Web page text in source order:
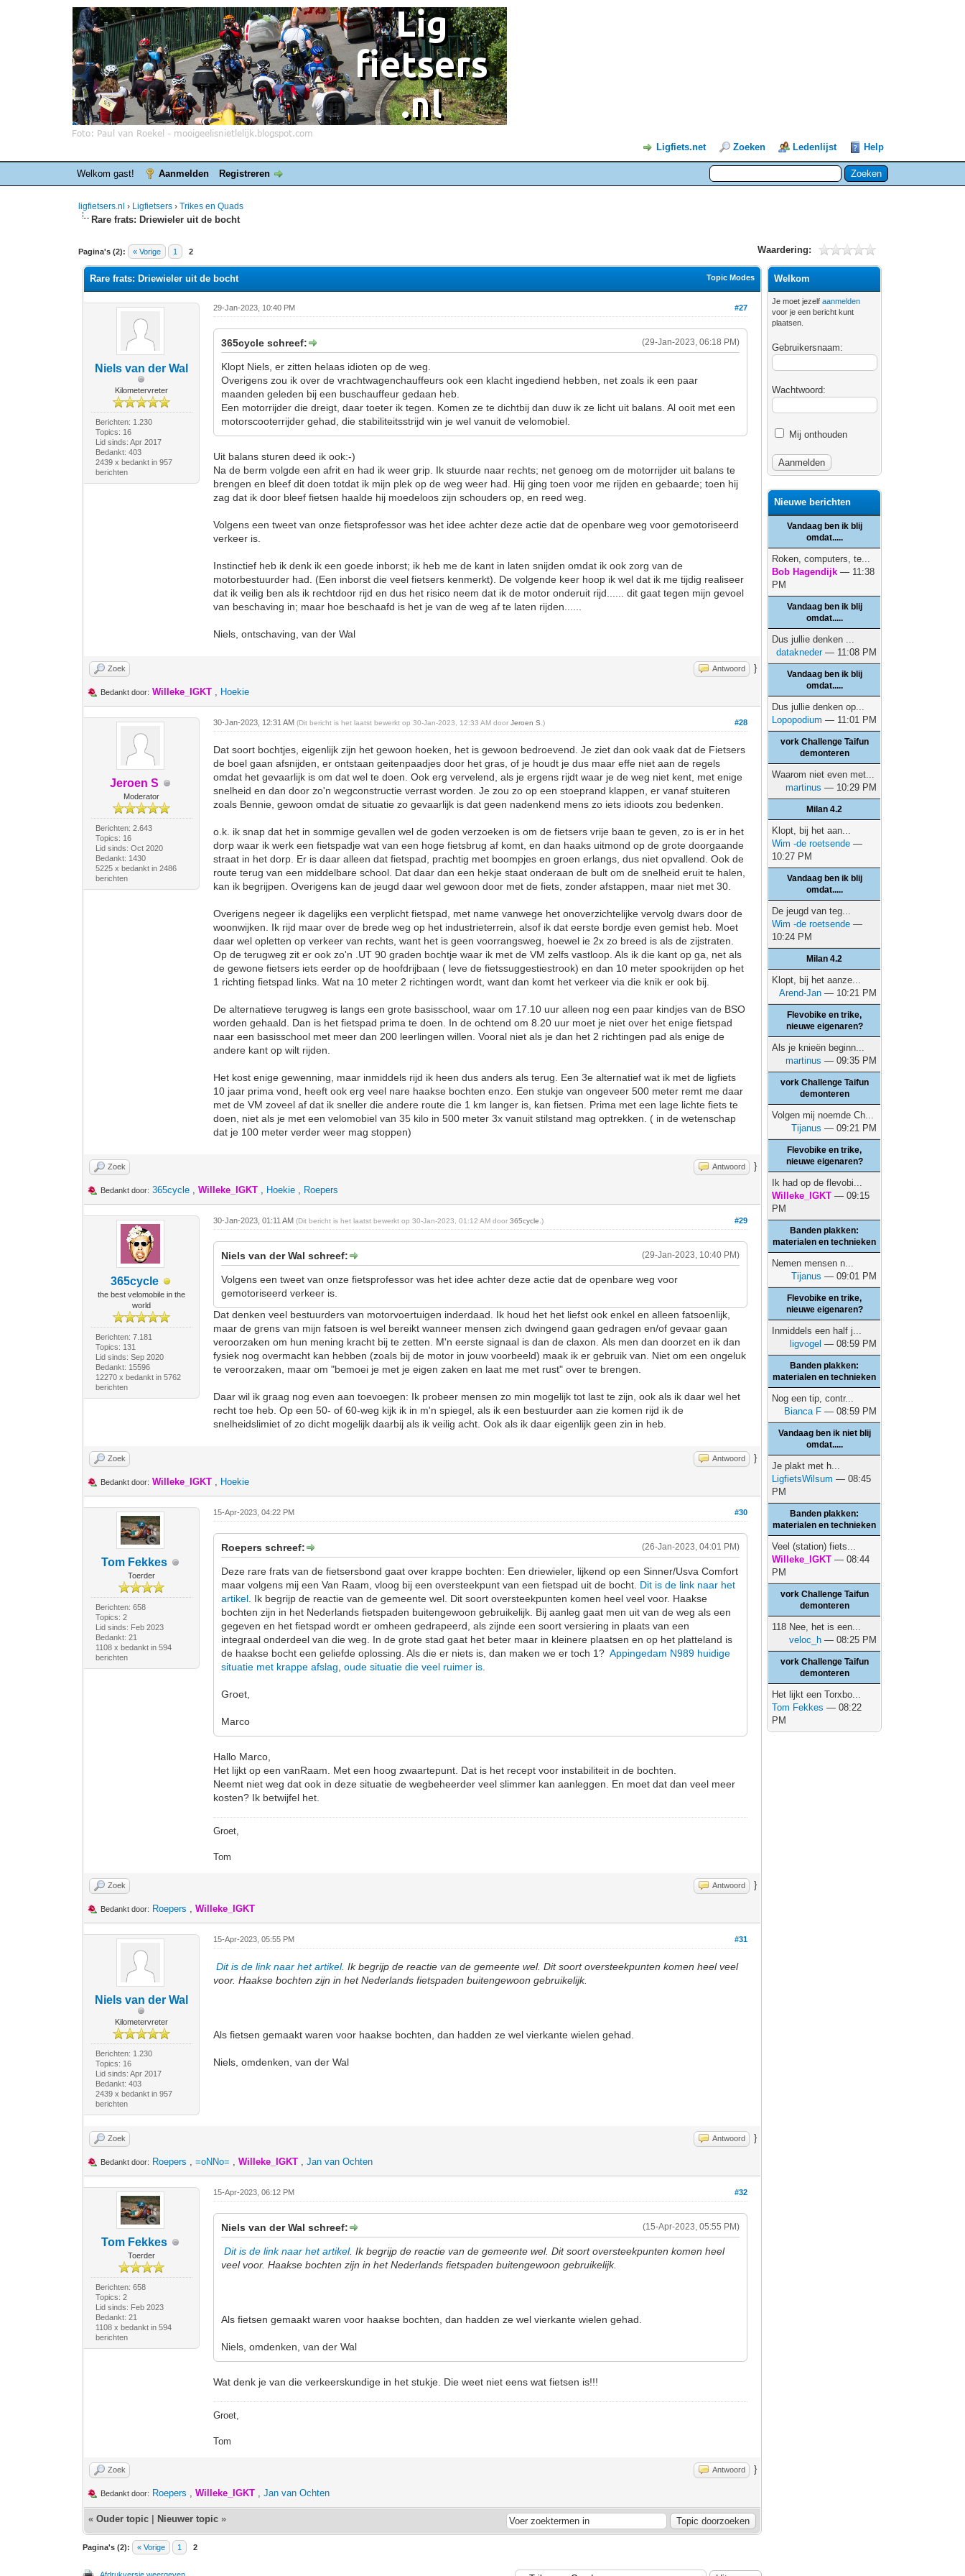
Ligfiets.net Zoeken Ledenlijst Help
Welkom gast! Aanmelden Registreren
ligfietsers.nl › Ligfietsers ›Trikes en Quads
Rare frats: Driewieler uit de bocht
Pagina's (2): « Vorige 1 2 Waardering:
0 stemmen - gemiddelde waardering is 0
1
2
3
4
5
Topic Modes
Rare frats: Driewieler uit de bocht
Niels van der Wal
Kilometervreter
Berichten: 1.230
Topics: 16
Lid sinds: Apr 2017
Bedankt: 403
2439 x bedankt in 957
berichten
#27
29-Jan-2023, 10:40 PM
(29-Jan-2023, 06:18 PM)
365cycle schreef:
Klopt Niels, er zitten helaas idioten op de weg.
Overigens zou ik over de vrachtwagenchauffeurs ook een klacht ingediend hebben, net zoals ik een paar
maanden geleden bij een buschauffeur gedaan heb.
Een motorrijder die dreigt, daar toeter ik tegen. Komen ze te dichtbij dan duw ik ze licht uit balans. Al ooit met een
motorscooterrijder gehad, die stabiliteitsstrijd win je wel vanuit de velomobiel.
Uit balans sturen deed ik ook:-)
Na de berm volgde een afrit en had ik weer grip. Ik stuurde naar rechts; net genoeg om de motorrijder uit balans te
brengen en bleef dit doen totdat ik mijn plek op de weg weer had. Hij ging toen voor me rijden en gebaarde; toen hij
zag dat ik door bleef fietsen haalde hij moedeloos zijn schouders op, en reed weg.
Volgens een tweet van onze fietsprofessor was het idee achter deze actie dat de openbare weg voor gemotoriseerd
verkeer is.
Instinctief heb ik denk ik een goede inborst; ik heb me de kant in laten snijden omdat ik ook zorg van de
motorbestuurder had. (Een inborst die veel fietsers kenmerkt). De volgende keer hoop ik wel dat ik me tijdig realiseer
dat ik veilig ben als ik rechtdoor rijd en dus het risico neem dat ik de motor onderuit rijd...... dit gaat tegen mijn gevoel
van beschaving in; maar hoe beschaafd is het je van de weg af te laten rijden......
Niels, ontschaving, van der Wal
Zoek Antwoord }
Bedankt door: Willeke_IGKT , Hoekie
Jeroen S
Moderator
Berichten: 2.643
Topics: 16
Lid sinds: Oct 2020
Bedankt: 1430
5225 x bedankt in 2486
berichten
#28
30-Jan-2023, 12:31 AM(Dit bericht is het laatst bewerkt op 30-Jan-2023, 12:33 AM doorJeroen S .)
Dat soort bochtjes, eigenlijk zijn het gewoon hoeken, het is gewoon bedroevend. Je ziet dan ook vaak dat de Fietsers
de boel gaan afsnijden, er ontstaan geitenpaadjes door het gras, of je houdt je dus maar effe niet aan de regels
omdat het gevaarlijk is om dat wel te doen. Ook erg vervelend, als je ergens rijdt waar je de weg niet kent, met enige
snelheid en dan door zo'n wegconstructie verrast worden. Je zou zo op een stoeprand klappen, er vanaf stuiteren
zoals Bennie, gewoon omdat de situatie zo gevaarlijk is dat geen nadenkend mens zo iets idioots zou bedenken.
o.k. ik snap dat het in sommige gevallen wel de goden verzoeken is om de fietsers vrije baan te geven, zo is er in het
dorp waar ik werk een fietspadje wat van een hoge fietsbrug af komt, en dan haaks uitmond op de grote doorgaande
straat in het dorp. Er is daar alleen dat fietspad, prachtig met boompjes en groen erlangs, dus niet opvallend. Ook de
route terug van een middelbare school. Dat daar dan een hekje staat onderaan de bult om de snelheid eruit te halen,
kan ik begrijpen. Overigens kan de jeugd daar wel gewoon door met de fiets, zonder afstappen, maar niet met 30.
Overigens negeer ik dagelijks een verplicht fietspad, met name vanwege het onoverzichtelijke vervolg dwars door de
woonwijken. Ik rijd maar over de brede weg op het industrieterrein, alsof ik dat eerste bordje even gemist heb. Moet
daar wel opletten op verkeer van rechts, want het is geen voorrangsweg, hoewel ie 2x zo breed is als de zijstraten.
Op de terugweg zit er ook zo'n .UT 90 graden bochtje waar ik met de VM zelfs vastloop. Als ik die kant op ga, net als
de gewone fietsers iets eerder op de hoofdrijbaan ( leve de fietssuggestiestrook) en dan 10 meter spookrijden op het
1 richting fietspad links. Wat na 10 meter 2 richtingen wordt, want dan komt het verkeer via die knik er ook bij.
De alternatieve terugweg is langs een grote basisschool, waar om 17.10 uur alleen nog een paar kindjes van de BSO
worden gehaald. Dan is het fietspad prima te doen. In de ochtend om 8.20 uur moet je niet over het enige fietspad
naar een basisschool met meer dan 200 leerlingen willen. Vooral niet als je dan het 2 richtingen pad als enige de
andere kant op wilt rijden.
Het kost enige gewenning, maar inmiddels rijd ik heen dus anders als terug. Een 3e alternatief wat ik met de ligfiets
10 jaar prima vond, heeft ook erg veel nare haakse bochten enzo. Een stukje van ongeveer 500 meter remt me daar
met de VM zoveel af dat ik sneller die andere route die 1 km langer is, kan fietsen. Prima met een lage lichte fiets te
doen, niet als je met een velomobiel van 35 kilo in 500 meter 3x vanuit stilstand mag optrekken. ( in de wetenschap
dat je 100 meter verder weer mag stoppen)
Zoek Antwoord }
Bedankt door: 365cycle ,Willeke_IGKT , Hoekie , Roepers
365cycle
the best velomobile in the
world
Berichten: 7.181
Topics: 131
Lid sinds: Sep 2020
Bedankt: 15596
12270 x bedankt in 5762
berichten
#29
30-Jan-2023, 01:11 AM(Dit bericht is het laatst bewerkt op 30-Jan-2023, 01:12 AM door365cycle .)
(29-Jan-2023, 10:40 PM)
Niels van der Wal schreef:
Volgens een tweet van onze fietsprofessor was het idee achter deze actie dat de openbare weg voor
gemotoriseerd verkeer is.
Dat denken veel bestuurders van motorvoertuigen inderdaad. Ik houd het het liefst ook enkel en alleen fatsoenlijk,
maar de grens van mijn fatsoen is wel bereikt wanneer mensen zich dwingend gaan gedragen en/of gevaar gaan
veroorzaken om hun mening kracht bij te zetten. M'n eerste signaal is dan de claxon. Als men dan doorzet en ik dan
fysiek nog overmacht kan hebben (zoals bij de motor in jouw voorbeeld) maak ik er gebruik van. Niet om een ongeluk
te veroorzaken, maar om "bemoei je met je eigen zaken en laat me met rust" over te brengen.
Daar wil ik graag nog even aan toevoegen: Ik probeer mensen zo min mogelijk tot last te zijn, ook als ik daar wel het
recht toe heb. Op een 50- of 60-weg kijk ik in m'n spiegel, als ik een bestuurder aan zie komen rijd ik de
snelheidslimiet of zo dicht mogelijk daarbij als ik veilig acht. Ook als ik daar eigenlijk geen zin in heb.
Zoek Antwoord }
Bedankt door: Willeke_IGKT , Hoekie
Tom Fekkes
Toerder
Berichten: 658
Topics: 2
Lid sinds: Feb 2023
Bedankt: 21
1108 x bedankt in 594
berichten
#30
15-Apr-2023, 04:22 PM
(26-Jan-2023, 04:01 PM)
Roepers schreef:
Deze rare frats van de fietsersbond gaat over krappe bochten: Een driewieler, lijkend op een Sinner/Usva Comfort
maar volgens mij een Van Raam, vloog bij een oversteekpunt van een fietspad uit de bocht. Dit is de link naar het
artikel . Ik begrijp de reactie van de gemeente wel. Dit soort oversteekpunten komen heel veel voor. Haakse
bochten zijn in het Nederlands fietspaden buitengewoon gebruikelijk. Bij aanleg gaat men uit van de weg als een
gegeven en het fietspad wordt er omheen gedrapeerd, als zijnde een soort versiering in plaats van een
integraal onderdeel van die weg. In de grote stad gaat het beter maar in kleinere plaatsen en op het platteland is
de haakse bocht een geliefde oplossing. Als die er niets is, dan maken we er toch 1?Appingedam N989 huidige
situatie met krappe afslag ,oude situatie die veel ruimer is
Groet,
Marco
Hallo Marco,
Het lijkt op een vanRaam. Met een hoog zwaartepunt. Dat is het recept voor instabiliteit in de bochten.
Neemt niet weg dat ook in deze situatie de wegbeheerder veel slimmer kan aanleggen. En moet dat dan veel meer
kosten? Ik betwijfel het.
Groet,
Tom
Zoek Antwoord }
Bedankt door: Roepers ,Willeke_IGKT
Niels van der Wal
Kilometervreter
Berichten: 1.230
Topics: 16
Lid sinds: Apr 2017
Bedankt: 403
2439 x bedankt in 957
berichten
#31
15-Apr-2023, 05:55 PM
Dit is de link naar het artikel. Ik begrijp de reactie van de gemeente wel. Dit soort oversteekpunten komen heel veel
voor. Haakse bochten zijn in het Nederlands fietspaden buitengewoon gebruikelijk.
Als fietsen gemaakt waren voor haakse bochten, dan hadden ze wel vierkante wielen gehad.
Niels, omdenken, van der Wal
Zoek Antwoord }
Bedankt door: Roepers ,=oNNo= ,Willeke_IGKT ,Jan van Ochten
Tom Fekkes
Toerder
Berichten: 658
Topics: 2
Lid sinds: Feb 2023
Bedankt: 21
1108 x bedankt in 594
berichten
#32
15-Apr-2023, 06:12 PM
(15-Apr-2023, 05:55 PM)
Niels van der Wal schreef:
Dit is de link naar het artikel. Ik begrijp de reactie van de gemeente wel. Dit soort oversteekpunten komen heel
veel voor. Haakse bochten zijn in het Nederlands fietspaden buitengewoon gebruikelijk.
Als fietsen gemaakt waren voor haakse bochten, dan hadden ze wel vierkante wielen gehad.
Niels, omdenken, van der Wal
Wat denk je van die verkeerskundige in het stukje. Die weet niet eens wat fietsen is!!!
Groet,
Tom
Zoek Antwoord }
Bedankt door: Roepers ,Willeke_IGKT ,Jan van Ochten
«Ouder topic Nieuwer topic »
Pagina's (2): « Vorige 1 2
Welkom
Je moet jezelfaanmelden
voor je een bericht kunt
plaatsen.
Gebruikersnaam:
Wachtwoord:
Mij onthouden
Nieuwe berichten
Vandaag ben ik blij
omdat.....
Roken, computers, te...
Bob Hagendijk — 11:38
PM
Vandaag ben ik blij
omdat.....
Dus jullie denken ...
datakneder— 11:08 PM
Vandaag ben ik blij
omdat.....
Dus jullie denken op...
Lopopodium — 11:01 PM
vork Challenge Taifun
demonteren
Waarom niet even met...
martinus — 10:29 PM
Milan 4.2
Klopt, bij het aan...
Wim -de roetsende —
10:27 PM
Vandaag ben ik blij
omdat.....
De jeugd van teg...
Wim -de roetsende —
10:24 PM
Milan 4.2
Klopt, bij het aanze...
Arend-Jan — 10:21 PM
Flevobike en trike,
nieuwe eigenaren?
Als je knieën beginn...
martinus — 09:35 PM
vork Challenge Taifun
demonteren
Volgen mij noemde Ch...
Tijanus — 09:21 PM
Flevobike en trike,
nieuwe eigenaren?
Ik had op de flevobi...
Willeke_IGKT — 09:15
PM
Banden plakken:
materialen en technieken
Nemen mensen n...
Tijanus — 09:01 PM
Flevobike en trike,
nieuwe eigenaren?
Inmiddels een half j...
ligvogel — 08:59 PM
Banden plakken:
materialen en technieken
Nog een tip, contr...
Bianca F — 08:59 PM
Vandaag ben ik niet blij
omdat.....
Je plakt met h...
LigfietsWilsum — 08:45
PM
Banden plakken:
materialen en technieken
Veel (station) fiets...
Willeke_IGKT — 08:44
PM
vork Challenge Taifun
demonteren
118 Nee, het is een...
veloc_h — 08:25 PM
vork Challenge Taifun
demonteren
Het lijkt een Torxbo...
Tom Fekkes — 08:22
PM